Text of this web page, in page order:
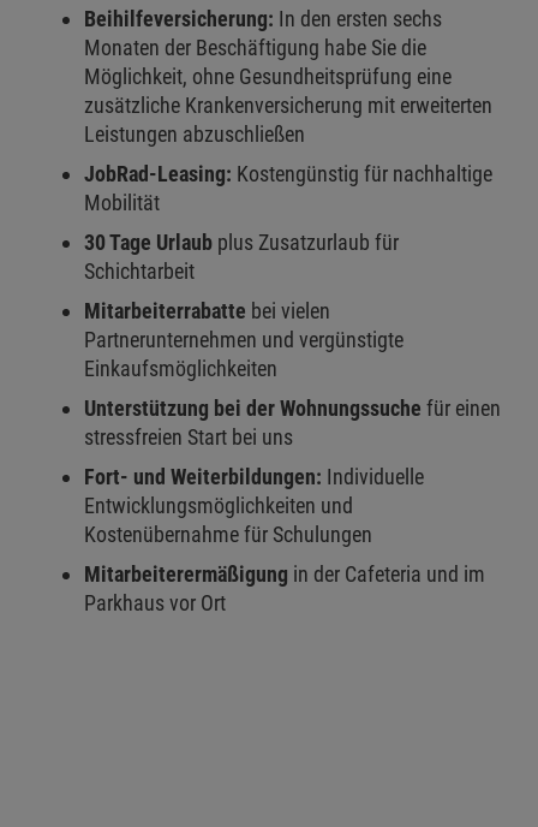
Beihilfeversicherung: In den ersten sechs
Monaten der Beschäftigung habe Sie die
Möglichkeit, ohne Gesundheitsprüfung eine
zusätzliche Krankenversicherung mit erweiterten
Leistungen abzuschließen
JobRad-Leasing: Kostengünstig für nachhaltige
Mobilität
30 Tage Urlaub plus Zusatzurlaub für
Schichtarbeit
Mitarbeiterrabatte bei vielen
Partnerunternehmen und vergünstigte
Einkaufsmöglichkeiten
Unterstützung bei der Wohnungssuche für einen
stressfreien Start bei uns
Fort- und Weiterbildungen: Individuelle
Entwicklungsmöglichkeiten und
Kostenübernahme für Schulungen
Mitarbeiterermäßigung in der Cafeteria und im
Parkhaus vor Ort